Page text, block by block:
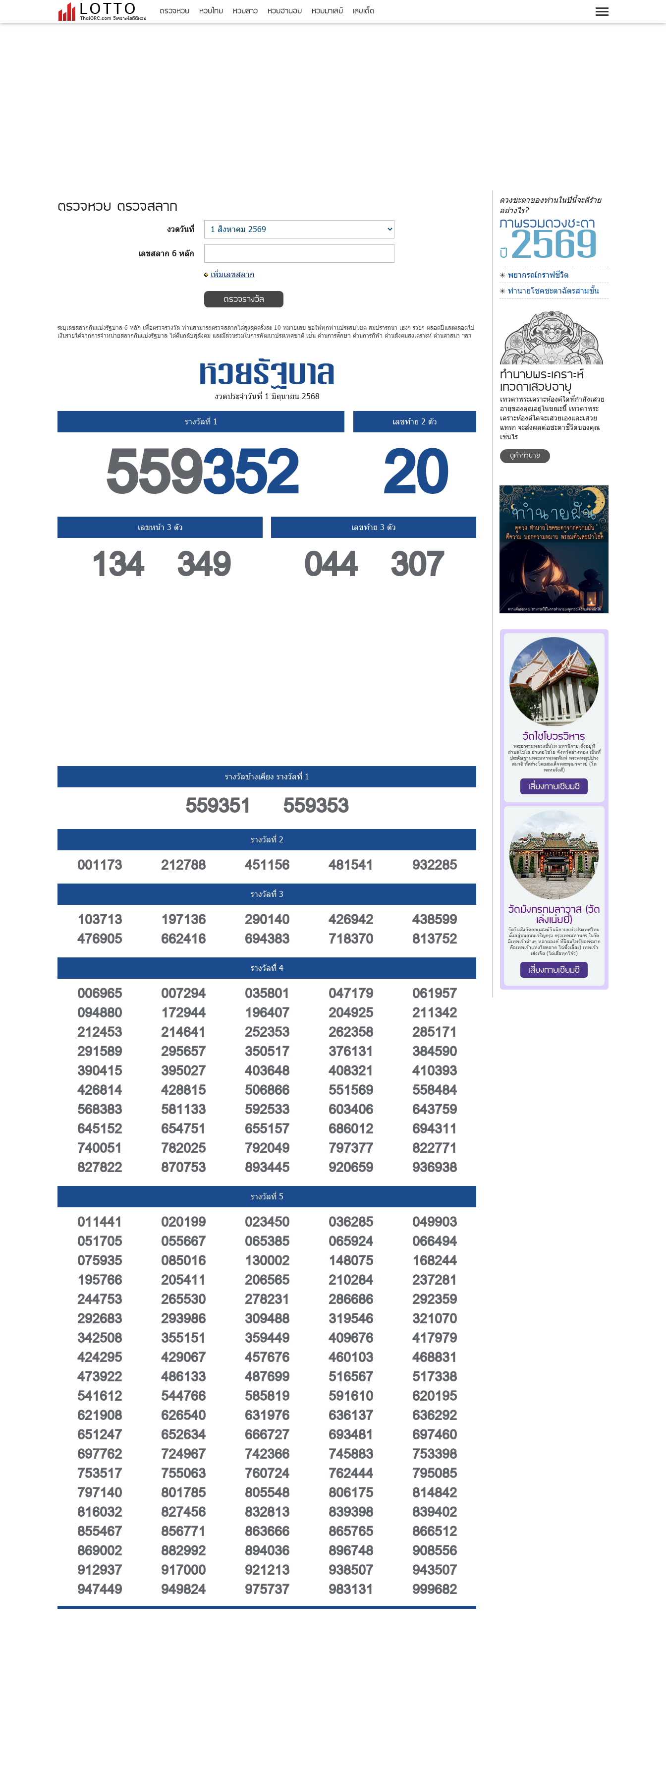
ตรวจหวย หวยไทย หวยลาว หวยฮานอย หวยมาเลย์ เลขเด็ด
ตรวจหวย ตรวจสลาก
งวดวันที่
เลขสลาก 6 หลัก
เพิ่มเลขสลาก
ระบุเลขสลากกินแบ่งรัฐบาล 6 หลัก เพื่อตรวจรางวัล ท่านสามารถตรวจสลากได้สูงสุดครั้งละ 10 หมายเลข ขอให้ทุกท่านประสบโชค สมปรารถนา เฮงๆ รวยๆ ตลอดปีและตลอดไป
เงินรายได้จากการจำหน่ายสลากกินแบ่งรัฐบาล ได้คืนกลับสู่สังคม และมีส่วนร่วมในการพัฒนาประเทศชาติ เช่น ด้านการศึกษา ด้านการกีฬา ด้านสังคมสงเคราะห์ ด้านศาสนา ฯลฯ
หวยรัฐบาล
งวดประจำวันที่ 1 มิถุนายน 2568
รางวัลที่ 1
559352 เลขท้าย 2 ตัว
20
เลขหน้า 3 ตัว
134 349
เลขท้าย 3 ตัว
044 307
รางวัลข้างเคียง รางวัลที่ 1
559351 559353
รางวัลที่ 2
001173 212788 451156 481541 932285
รางวัลที่ 3
103713 197136 290140 426942 438599
476905 662416 694383 718370 813752
รางวัลที่ 4
006965 007294 035801 047179 061957
094880 172944 196407 204925 211342
212453 214641 252353 262358 285171
291589 295657 350517 376131 384590
390415 395027 403648 408321 410393
426814 428815 506866 551569 558484
568383 581133 592533 603406 643759
645152 654751 655157 686012 694311
740051 782025 792049 797377 822771
827822 870753 893445 920659 936938
รางวัลที่ 5
011441 020199 023450 036285 049903
051705 055667 065385 065924 066494
075935 085016 130002 148075 168244
195766 205411 206565 210284 237281
244753 265530 278231 286686 292359
292683 293986 309488 319546 321070
342508 355151 359449 409676 417979
424295 429067 457676 460103 468831
473922 486133 487699 516567 517338
541612 544766 585819 591610 620195
621908 626540 631976 636137 636292
651247 652634 666727 693481 697460
697762 724967 742366 745883 753398
753517 755063 760724 762444 795085
797140 801785 805548 806175 814842
816032 827456 832813 839398 839402
855467 856771 863666 865765 866512
869002 882992 894036 896748 908556
912937 917000 921213 938507 943507
947449 949824 975737 983131 999682
ดวงชะตาของท่านในปีนี้จะดีร้าย
อย่างไร?
ภาพรวมดวงชะตา
ปี 2569
พยากรณ์กราฟชีวิต
ทำนายโชคชะตาฉัตรสามชั้น
ทำนายพระเคราะห์
เทวดาเสวยอายุ
เทวดาพระเคราะห์องค์ใดที่กำลังเสวย
อายุของคุณอยู่ในขณะนี้ เทวดาพระ
เคราะห์องค์ใดจะเสวยเองและเสวย
แทรก จะส่งผลต่อชะตาชีวิตของคุณ
เช่นไร
ดูคำทำนาย
วัดไชโยวรวิหาร
พระอารามหลวงชั้นโท มหานิกาย ตั้งอยู่ที่
ตำบลไชโย อำเภอไชโย จังหวัดอ่างทอง เป็นที่
ประดิษฐานพระมหาพุทธพิมพ์ พระพุทธรูปปาง
สมาธิ ที่สร้างโดยสมเด็จพระพุฒาจารย์ (โต
พรหมรังสี)
เสี่ยงทายเซียมซี
วัดมังกรกมลาวาส (วัด
เล่งเน่ยยี่)
วัดจีนสังกัดคณะสงฆ์จีนนิกายแห่งประเทศไทย
ตั้งอยู่บนถนนเจริญกรุง กรุงเทพมหานคร ในวัด
มีเทพเจ้าต่างๆ หลายองค์ ที่นิยมไหว้ขอพรมาก
คือเทพเจ้าแห่งโชคลาภ ไฉ่ซิ้งเอี๊ยะ) เทพเจ้า
เฮ่งเจีย (ไต่เสี่ยหุกโจ้ว)
เสี่ยงทายเซียมซี